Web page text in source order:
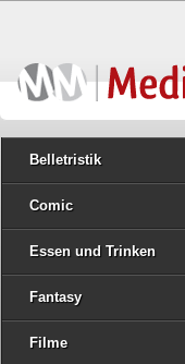
Belletristik
Comic
Essen und Trinken
Fantasy
Filme